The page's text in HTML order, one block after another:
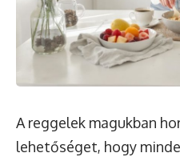
A reggelek magukban
lehetőséget, hogy